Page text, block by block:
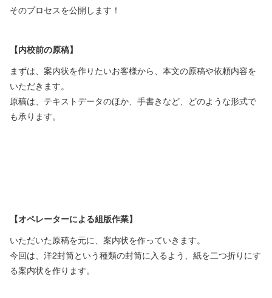
そのプロセスを公開します！
【内校前の原稿】
まずは、案内状を作りたいお客様から、本文の原稿や依頼内容を
いただきます。
原稿は、テキストデータのほか、手書きなど、どのような形式で
も承ります。
【オペレーターによる組版作業】
いただいた原稿を元に、案内状を作っていきます。
今回は、洋2封筒という種類の封筒に入るよう、紙を二つ折りにす
る案内状を作ります。